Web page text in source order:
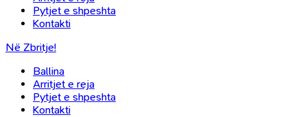
Pytjet e shpeshta
Kontakti
Në Zbritje!
Ballina
Arritjet e reja
Pytjet e shpeshta
Kontakti